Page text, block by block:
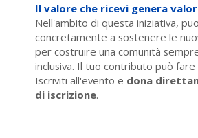
Il valore che ricevi genera
Nell'ambito di questa iniziativa,
concretamente a sostenere le
per costruire una comunità
inclusiva. Il tuo contributo può
Iscriviti all'evento e dona
di iscrizione.